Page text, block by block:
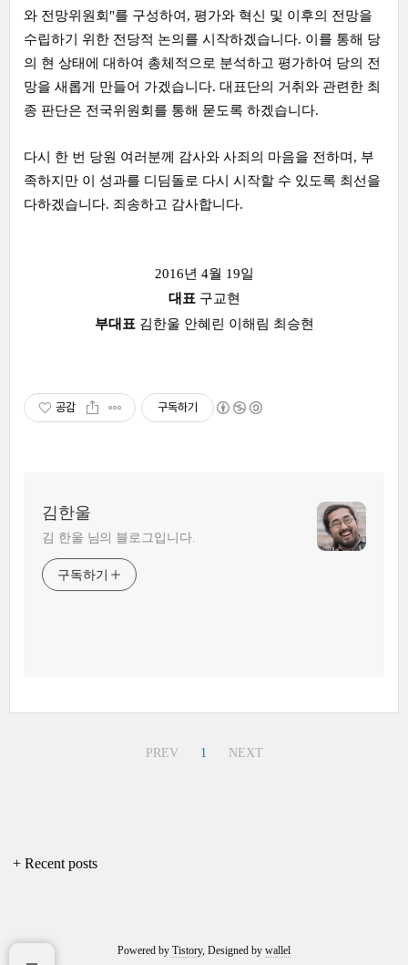
와 전망위원회"를 구성하여, 평가와 혁신 및 이후의 전망을
수립하기 위한 전당적 논의를 시작하겠습니다. 이를 통해 당
의 현 상태에 대하여 총체적으로 분석하고 평가하여 당의 전
망을 새롭게 만들어 가겠습니다. 대표단의 거취와 관련한 최
종 판단은 전국위원회를 통해 묻도록 하겠습니다.
다시 한 번 당원 여러분께 감사와 사죄의 마음을 전하며, 부
족하지만 이 성과를 디딤돌로 다시 시작할 수 있도록 최선을
다하겠습니다. 죄송하고 감사합니다.
2016년 4월 19일
대표 구교현
부대표 김한울 안혜린 이해림 최승현
공감 구독하기
김한울
김 한울 님의 블로그입니다.
구독하기
PREV 1 NEXT
+ Recent posts
Powered by Tistory, Designed by wallel